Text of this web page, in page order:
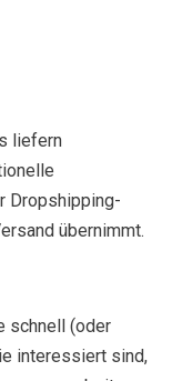
liefern
Dropshipping-
übernimmt.
schnell (oder
interessiert sind,